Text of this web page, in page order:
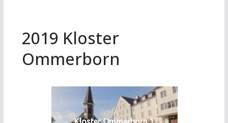
2019 Kloster
Ommerborn